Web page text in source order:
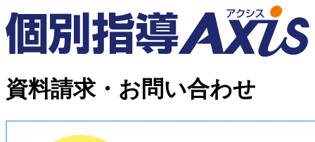
資料請求・お問い合わせ